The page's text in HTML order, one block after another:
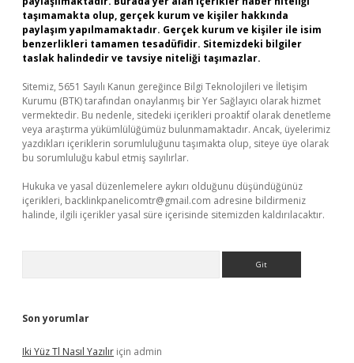
taşımamakta olup, gerçek kurum ve kişiler hakkında
paylaşım yapılmamaktadır. Gerçek kurum ve kişiler ile isim
benzerlikleri tamamen tesadüfidir. Sitemizdeki bilgiler
taslak halindedir ve tavsiye niteliği taşımazlar.
Sitemiz, 5651 Sayılı Kanun gereğince Bilgi Teknolojileri ve İletişim
Kurumu (BTK) tarafından onaylanmış bir Yer Sağlayıcı olarak hizmet
vermektedir. Bu nedenle, sitedeki içerikleri proaktif olarak denetleme
veya araştırma yükümlülüğümüz bulunmamaktadır. Ancak, üyelerimiz
yazdıkları içeriklerin sorumluluğunu taşımakta olup, siteye üye olarak
bu sorumluluğu kabul etmiş sayılırlar.
Hukuka ve yasal düzenlemelere aykırı olduğunu düşündüğünüz
içerikleri, backlinkpanelicomtr@gmail.com adresine bildirmeniz
halinde, ilgili içerikler yasal süre içerisinde sitemizden kaldırılacaktır.
Son yorumlar
Iki Yüz Tl Nasıl Yazılır için admin